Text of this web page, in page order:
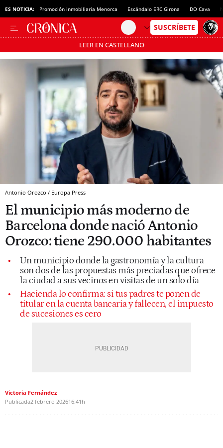
ES NOTICIA: Promoción inmobiliaria Menorca Escándalo ERC Girona DO Cava
LEER EN CASTELLANO
Pásate al MODO AHORRO
Antonio Orozco / Europa Press
El municipio más moderno de
Barcelona donde nació Antonio
Orozco: tiene 290.000 habitantes
Un municipio donde la gastronomía y la cultura
son dos de las propuestas más preciadas que ofrece
la ciudad a sus vecinos en visitas de un solo día
Hacienda lo confirma: si tus padres te ponen de
titular en la cuenta bancaria y fallecen, el impuesto
de sucesiones es cero
Victoria Fernández
Publicada2 febrero 202616:41h